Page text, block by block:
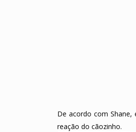
De acordo com Shane,
reação do cãozinho.